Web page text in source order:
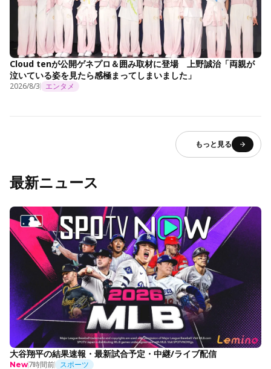
Cloud tenが公開ゲネプロ＆囲み取材に登場 上野誠治「両親が
泣いている姿を見たら感極まってしまいました」
2026/8/3 エンタメ
もっと見る
最新ニュース
大谷翔平の結果速報・最新試合予定・中継/ライブ配信
New7時間前 スポーツ